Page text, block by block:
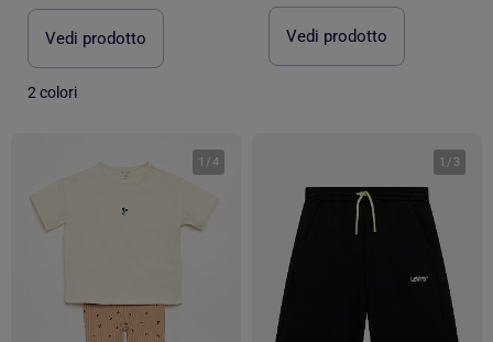
Vedi prodotto
2 colori
Vedi prodotto
1 /4 1 / 3